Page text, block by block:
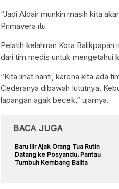
“Jadi Aldair munkin masih kita
Primavera itu
Pelatih kelahiran Kota
dari tim medis untuk mengetahui
“Kita lihat nanti, karena kita ada
Cederanya dibawah lututnya.
lapangan agak becek,” ujarnya.
BACA JUGA
Baru Ilir Ajak Orang Tua Rutin
Datang ke Posyandu, Pantau
Tumbuh Kembang Balita